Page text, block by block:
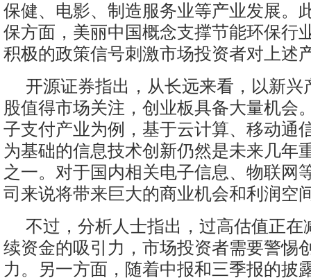
保健、电影、制造服务业等产业发展。
保方面，美丽中国概念支撑节能环保行
积极的政策信号刺激市场投资者对上述
开源证券指出，从长远来看，以新兴
股值得市场关注，创业板具备大量机会
子支付产业为例，基于云计算、移动通
为基础的信息技术创新仍然是未来几年
之一。对于国内相关电子信息、物联网
司来说将带来巨大的商业机会和利润空
不过，分析人士指出，过高估值正在
续资金的吸引力，市场投资者需要警惕
力。另一方面，随着中报和三季报的披